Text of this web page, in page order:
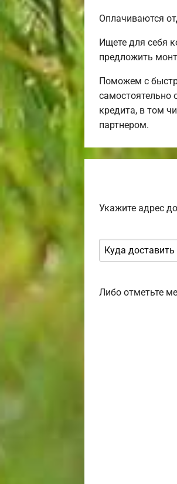
Оплачиваются
Ищете для себя
предложить
Поможем с
самостоятельно
кредита, в том
партнером.
Укажите адрес
Либо отметьте